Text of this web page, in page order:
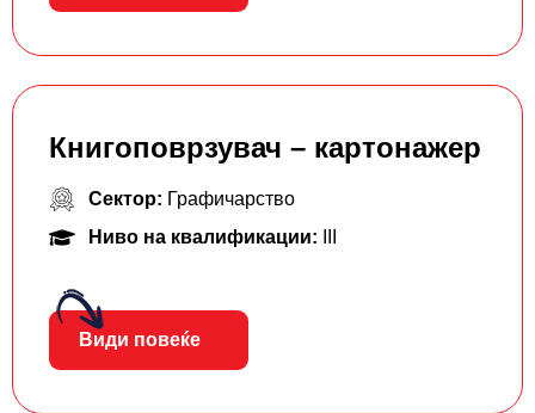
Книгоповрзувач – картонажер
Сектор: Графичарство
Ниво на квалификации:
Види повеќе